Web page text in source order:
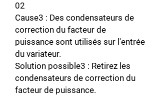
02
Cause3 : Des condensateurs de
correction du facteur de
puissance sont utilisés sur l'entrée
du variateur.
Solution possible3 : Retirez les
condensateurs de correction du
facteur de puissance.